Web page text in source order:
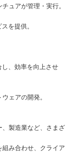
ュアが管理・実行。
を提供。
、効率を向上させ
ェアの開発。
製造業など、さまざ
み合わせ、クライア